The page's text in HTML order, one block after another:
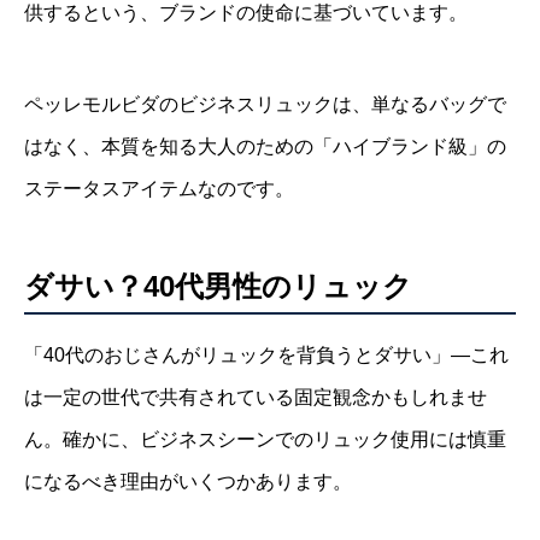
供するという、ブランドの使命に基づいています。
ペッレモルビダのビジネスリュックは、単なるバッグで
はなく、本質を知る大人のための「ハイブランド級」の
ステータスアイテムなのです。
ダサい？40代男性のリュック
「40代のおじさんがリュックを背負うとダサい」—これ
は一定の世代で共有されている固定観念かもしれませ
ん。確かに、ビジネスシーンでのリュック使用には慎重
になるべき理由がいくつかあります。